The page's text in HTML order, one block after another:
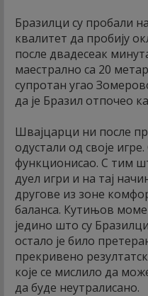
Бразилци су пробали
квалитет да пробију
после двадесеак
маестрално са 20
супротан угао
да је Бразил отпочео
Швајцарци ни после
одустали од своје
функционисао. С тим
дуел игри и на тај
другове из зоне
баланса. Кутињов
једино што су
остало је било
прекривено
које се мислило да
да буде неутралисано.